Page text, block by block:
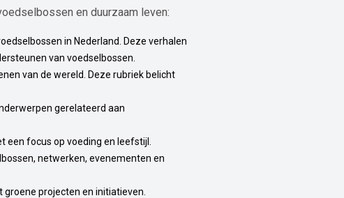
en duurzaam leven:
in Nederland. Deze verhalen
van voedselbossen.
van de wereld. Deze rubriek belicht
gerelateerd aan
focus op voeding en leefstijl.
netwerken, evenementen en
projecten en initiatieven.